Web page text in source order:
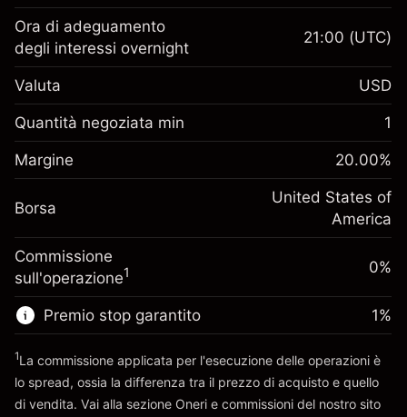
Margine. Il tuo
$1,000.00
Adeguamento
finanziamento overnight
Oneri per l'intero valore della
posizione
%
(-$1.08)
Dimensione dell'operazione a leva
Denaro da leva ~
Vai alla piattaforma
Margine. Il tuo
investimento
$1,000.00
Oneri per l'intero valore della
posizione
-0.000626
%
Dimensione dell'operazione a leva
~$5,000.00
Denaro da leva ~
Vai alla piattaforma
Ora di adeguamento
degli interessi overnight
21:00 (UTC)
Valuta USD
Quantità negoziata min 1
Margine 20.00%
Borsa
United States of
America
Commissione
sull'operazione1 0%
Premio stop garantito 1%
1La commissione applicata per l'esecuzione delle operazioni è
lo spread, ossia la differenza tra il prezzo di acquisto e quello
di vendita. Vai alla sezione Oneri e commissioni del nostro sito